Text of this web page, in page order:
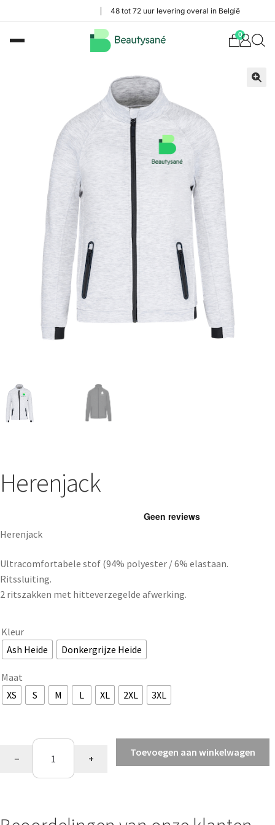
48 tot 72 uur levering overal in België
0
Herenjack
Herenjack
Ultracomfortabele stof (94% polyester / 6% elastaan.
Ritssluiting.
2 ritszakken met hitteverzegelde afwerking.
Kleur
Ash Heide
Donkergrijze Heide
Maat
XS
S M L XL 2XL 3XL
Herenjack
aantal
− +
Toevoegen aan winkelwagen